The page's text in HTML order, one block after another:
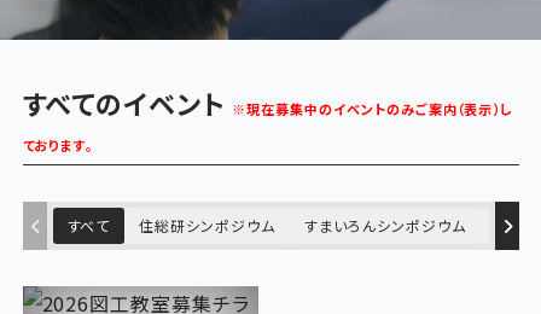
すべてのイベント ※現在募集中のイベントのみご案内（表示）し
ております。
すべて 住総研シンポジウム すまいろんシンポジウム 「住